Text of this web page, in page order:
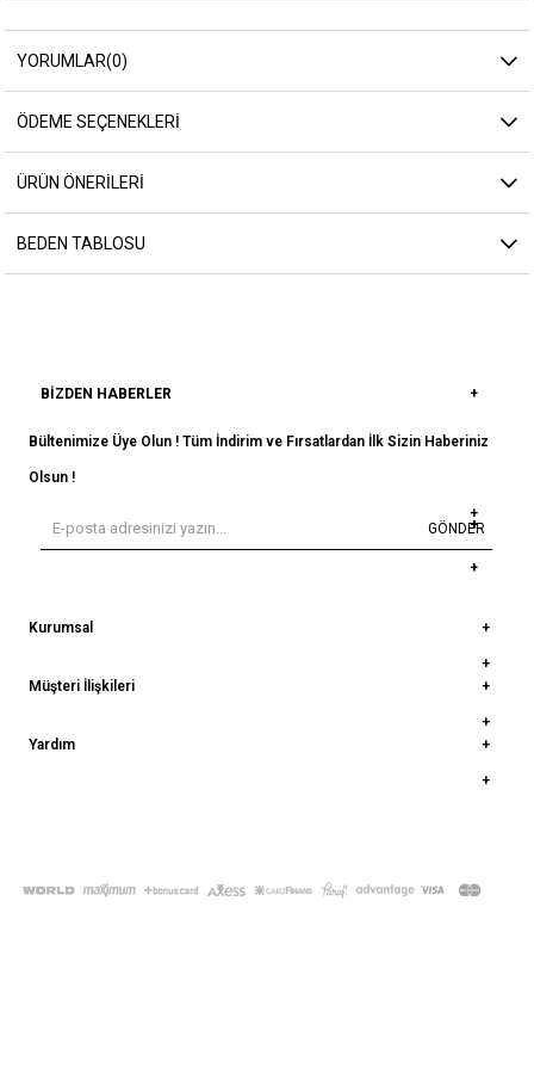
YORUMLAR(0)
ÖDEME SEÇENEKLERI
ÜRÜN ÖNERILERI
BEDEN TABLOSU
BIZDEN HABERLER
Bültenimize Üye Olun ! Tüm İndirim ve Fırsatlardan İlk Sizin Haberiniz
Olsun !
GÖNDER
Kurumsal
Müşteri İlişkileri
Yardım